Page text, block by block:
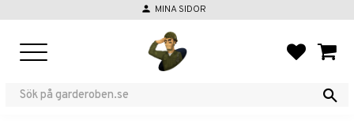
person MINA SIDOR